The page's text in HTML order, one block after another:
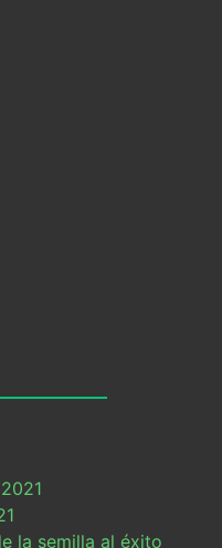
la semilla al éxito